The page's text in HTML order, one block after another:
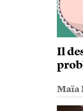
Il
Maïa